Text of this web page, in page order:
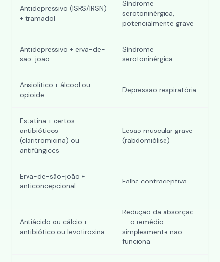
Antidepressivo (ISRS/IRSN)
+ tramadol
Síndrome
serotoninérgica,
potencialmente grave
Antidepressivo + erva-de-
são-joão
Síndrome
serotoninérgica
Ansiolítico + álcool ou
opioide
Depressão respiratória
Estatina + certos
antibióticos
(claritromicina) ou
antifúngicos
Lesão muscular grave
(rabdomiólise)
Erva-de-são-joão +
anticoncepcional
Falha contraceptiva
Antiácido ou cálcio +
antibiótico ou levotiroxina
Redução da absorção
— o remédio
simplesmente não
funciona